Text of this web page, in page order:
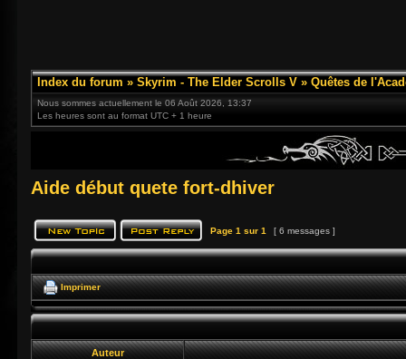
Index du forum » Skyrim - The Elder Scrolls V » Quêtes de
Nous sommes actuellement le 06 Août 2026, 13:37
Les heures sont au format UTC + 1 heure
Aide début quete fort-dhiver
Page 1 sur 1 [ 6 messages ]
Imprimer
Auteur